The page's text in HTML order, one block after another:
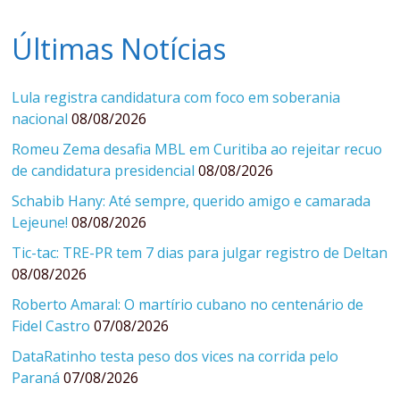
Últimas Notícias
Lula registra candidatura com foco em soberania
nacional 08/08/2026
Romeu Zema desafia MBL em Curitiba ao rejeitar recuo
de candidatura presidencial 08/08/2026
Schabib Hany: Até sempre, querido amigo e camarada
Lejeune! 08/08/2026
Tic-tac: TRE-PR tem 7 dias para julgar registro de Deltan
08/08/2026
Roberto Amaral: O martírio cubano no centenário de
Fidel Castro 07/08/2026
DataRatinho testa peso dos vices na corrida pelo
Paraná 07/08/2026